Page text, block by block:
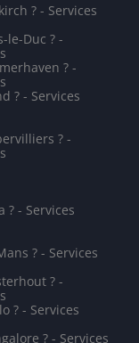
? - Services
le-Duc ? -
? -
? - Services
? -
? - Services
? - Services
? -
? - Services
? - Services